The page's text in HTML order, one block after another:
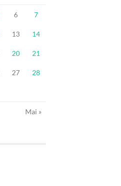
6 7
13 14
20 21
27 28
Mai »